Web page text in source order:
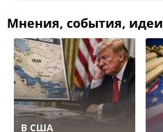
Мнения, события, идеи
В США